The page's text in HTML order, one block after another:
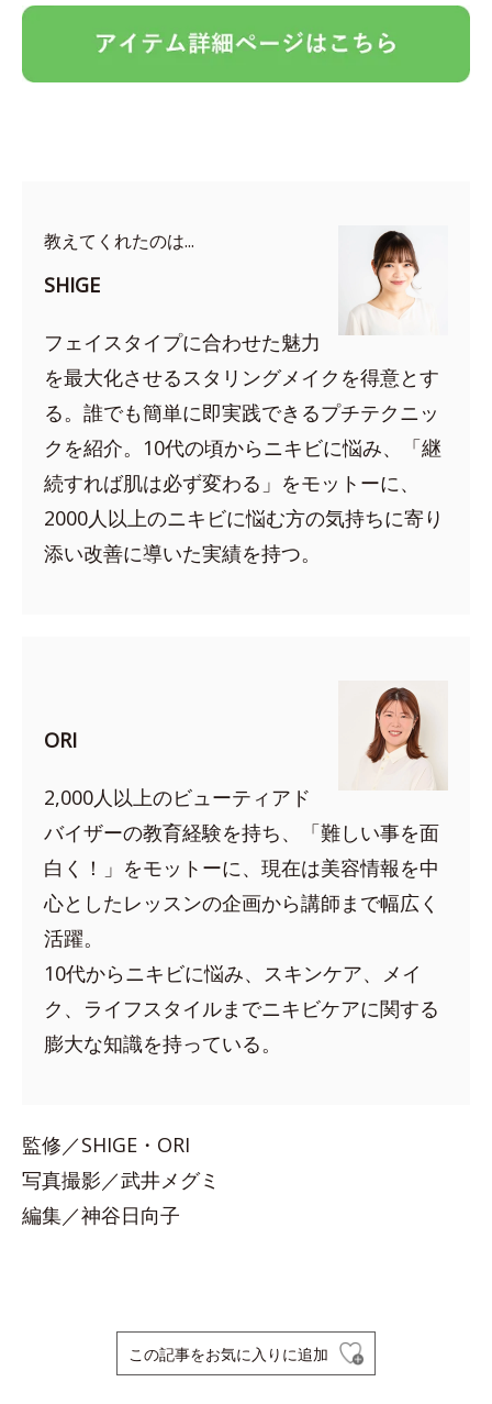
教えてくれたのは...
SHIGE
フェイスタイプに合わせた魅力
を最大化させるスタリングメイクを得意とす
る。誰でも簡単に即実践できるプチテクニッ
クを紹介。10代の頃からニキビに悩み、「継
続すれば肌は必ず変わる」をモットーに、
2000人以上のニキビに悩む方の気持ちに寄り
添い改善に導いた実績を持つ。
ORI
2,000人以上のビューティアド
バイザーの教育経験を持ち、「難しい事を面
白く！」をモットーに、現在は美容情報を中
心としたレッスンの企画から講師まで幅広く
活躍。
10代からニキビに悩み、スキンケア、メイ
ク、ライフスタイルまでニキビケアに関する
膨大な知識を持っている。
監修／SHIGE・ORI
写真撮影／武井メグミ
編集／神谷日向子
この記事をお気に入りに追加